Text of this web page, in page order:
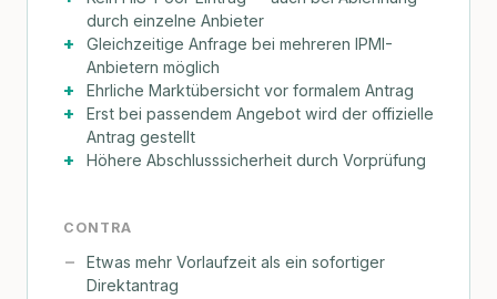
durch einzelne Anbieter
Gleichzeitige Anfrage bei mehreren IPMI-
Anbietern möglich
Ehrliche Marktübersicht vor formalem Antrag
Erst bei passendem Angebot wird der offizielle
Antrag gestellt
Höhere Abschlusssicherheit durch Vorprüfung
CONTRA
Etwas mehr Vorlaufzeit als ein sofortiger
Direktantrag